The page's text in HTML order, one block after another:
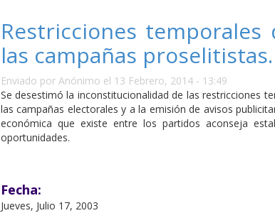
Restricciones
las campañas proselitistas.
Enviado por Anónimo el 13 Febrero, 2014 - 13:49
Se desestimó la inconstitucionalidad de las restricciones
las campañas electorales y a la emisión de avisos
económica que existe entre los partidos aconseja
oportunidades.
Fecha:
Jueves, Julio 17, 2003